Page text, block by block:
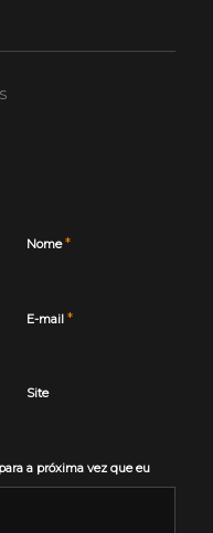
Nome*
E-mail *
Site
a próxima vez que eu